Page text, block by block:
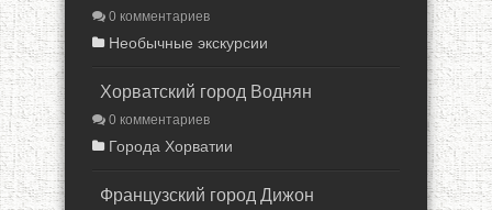
0 комментариев
Необычные экскурсии
Хорватский город Воднян
0 комментариев
Города Хорватии
Французский город Дижон